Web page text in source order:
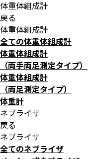
体重体組成計
戻る
体重体組成計
全ての体重体組成計
体重体組成計
（両手両足測定タイプ）
体重体組成計
（両足測定タイプ）
体重計
ネブライザ
戻る
ネブライザ
全てのネブライザ